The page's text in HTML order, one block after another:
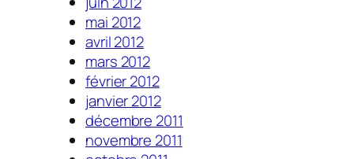
mai 2012
avril 2012
mars 2012
février 2012
janvier 2012
décembre 2011
novembre 2011